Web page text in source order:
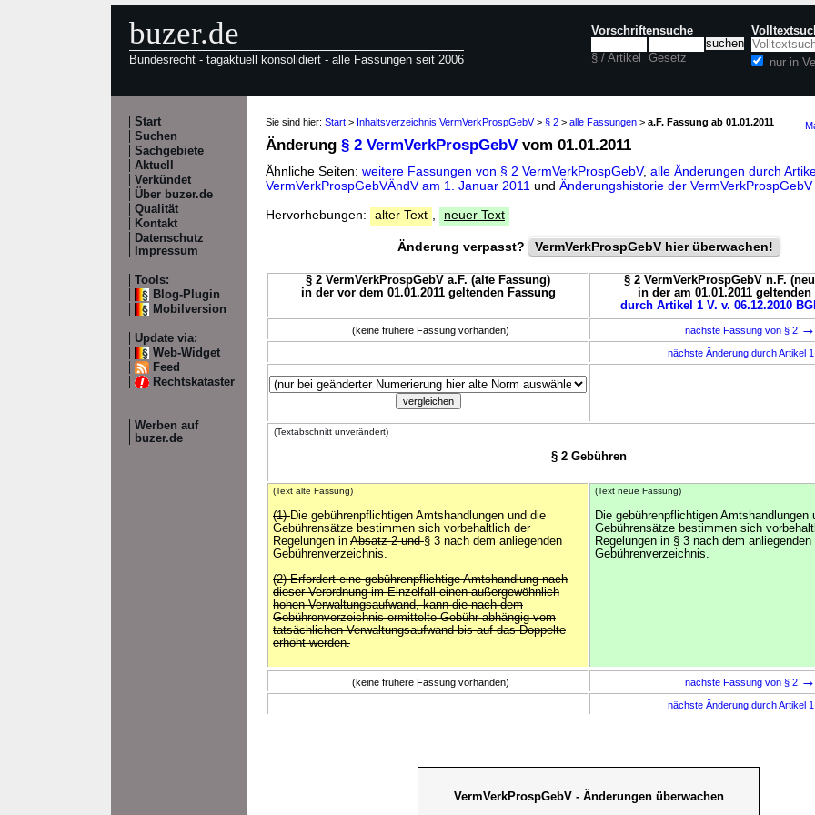
buzer.de
Bundesrecht - tagaktuell konsolidiert - alle Fassungen seit 2006
Vorschriftensuche
§ / Artikel Gesetz nur in
Start
Suchen
Sachgebiete
Aktuell
Verkündet
Über buzer.de
Qualität
Kontakt
Datenschutz
Impressum
Tools:
Blog-Plugin
Mobilversion
Update via:
Web-Widget
Feed
Rechtskataster
Werben auf
buzer.de
Sie sind hier: Start > Inhaltsverzeichnis VermVerkProspGebV> § 2 > alle Fassungen > a.F. Fassung ab 01.01.2011
Änderung § 2 VermVerkProspGebV vom 01.01.2011
Ähnliche Seiten: weitere Fassungen von § 2 VermVerkProspGebV, alle Änderungen durch
VermVerkProspGebVÄndV am 1. Januar 2011 und Änderungshistorie der VermVerkProspGebV
Hervorhebungen:
alter Text neuer Text
Änderung verpasst? VermVerkProspGebV hier überwachen!
§ 2 VermVerkProspGebV a.F. (alte Fassung)
in der vor dem 01.01.2011 geltenden Fassung
§ 2 VermVerkProspGebV n.F.
in der am 01.01.2011 geltenden
durch Artikel 1 V. v. 06.12.2010
(keine frühere Fassung vorhanden) nächste Fassung von § 2 →
nächste Änderung durch Artikel 1
(Textabschnitt unverändert)
§ 2 Gebühren
(Text alte Fassung)
(1)Die gebührenpflichtigen Amtshandlungen und die
Gebührensätze bestimmen sich vorbehaltlich der
Regelungen in Absatz 2 und§ 3 nach dem anliegenden
Gebührenverzeichnis.
(2) Erfordert eine gebührenpflichtige Amtshandlung nach
dieser Verordnung im Einzelfall einen außergewöhnlich
hohen Verwaltungsaufwand, kann die nach dem
Gebührenverzeichnis ermittelte Gebühr abhängig vom
tatsächlichen Verwaltungsaufwand bis auf das Doppelte
erhöht werden.
(Text neue Fassung)
Die gebührenpflichtigen Amtshandlungen
Gebührensätze bestimmen sich
Regelungen in § 3 nach dem anliegenden
Gebührenverzeichnis.
(keine frühere Fassung vorhanden) nächste Fassung von § 2 →
nächste Änderung durch Artikel 1
VermVerkProspGebV - Änderungen überwachen